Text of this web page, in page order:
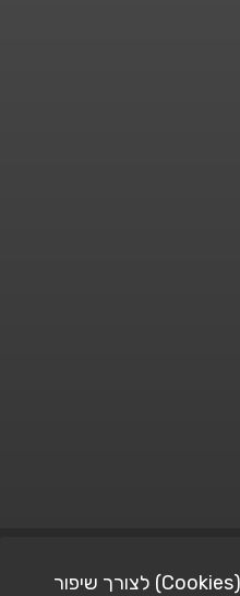
אתר זה משתמש בעוגיות (Cookies) לצורך שיפור